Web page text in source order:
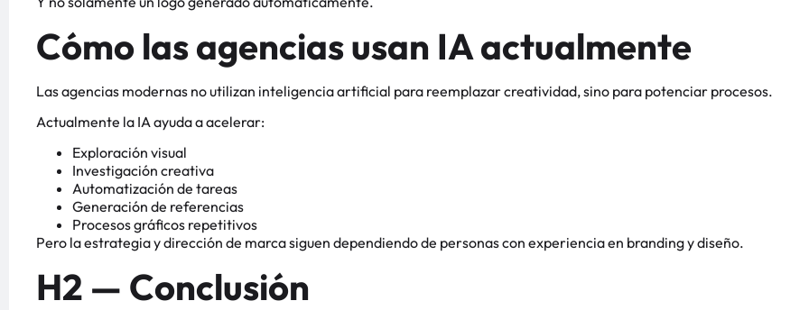
Cómo las agencias usan IA actualmente
Las agencias modernas no utilizan inteligencia artificial para reemplazar creatividad, sino para potenciar procesos.
Actualmente la IA ayuda a acelerar:
Exploración visual
Investigación creativa
Automatización de tareas
Generación de referencias
Procesos gráficos repetitivos
Pero la estrategia y dirección de marca siguen dependiendo de personas con experiencia en branding y diseño.
H2 — Conclusión